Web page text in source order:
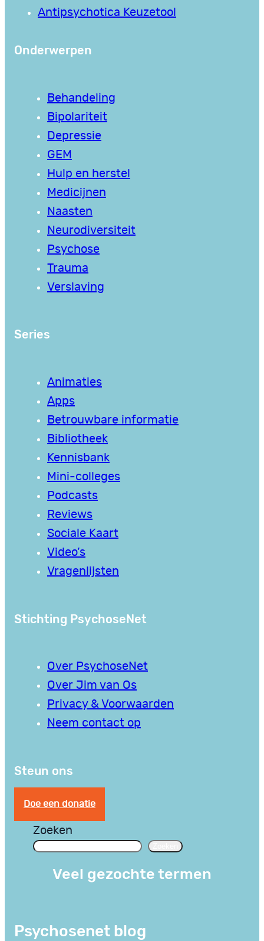
Antipsychotica Keuzetool
Onderwerpen
Behandeling
Bipolariteit
Depressie
GEM
Hulp en herstel
Medicijnen
Naasten
Neurodiversiteit
Psychose
Trauma
Verslaving
Series
Animaties
Apps
Betrouwbare informatie
Bibliotheek
Kennisbank
Mini-colleges
Podcasts
Reviews
Sociale Kaart
Video’s
Vragenlijsten
Stichting PsychoseNet
Over PsychoseNet
Over Jim van Os
Privacy & Voorwaarden
Neem contact op
Steun ons
Doe een donatie
Zoeken
Veel gezochte termen
Psychosenet blog